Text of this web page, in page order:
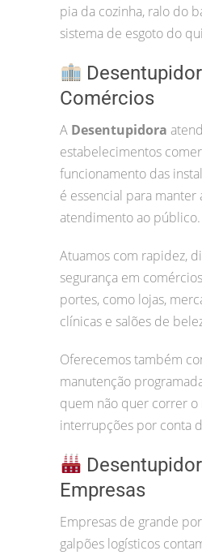
pia da cozinha, ralo do
sistema de esgoto do
Comércios
A Desentupidora
estabelecimentos
funcionamento das
é essencial para manter
atendimento ao público.
Atuamos com rapidez,
segurança em
portes, como lojas,
clínicas e salões de
Oferecemos também
manutenção
quem não quer correr o
interrupções por conta
Empresas
Empresas de grande
galpões logísticos